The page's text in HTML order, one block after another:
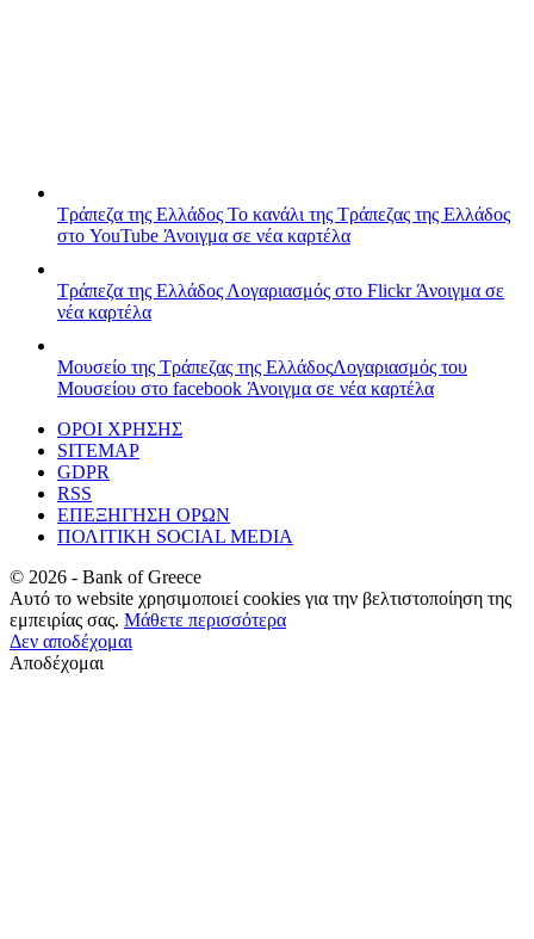
Τράπεζα της Ελλάδος Το κανάλι της Τράπεζας της Ελλάδος
στο YouTube Άνοιγμα σε νέα καρτέλα
Τράπεζα της Ελλάδος Λογαριασμός στο FlickrΆνοιγμα σε
νέα καρτέλα
Μουσείο της Τράπεζας της ΕλλάδοςΛογαριασμός του
Μουσείου στο facebook Άνοιγμα σε νέα καρτέλα
ΟΡΟΙ ΧΡΗΣΗΣ
SITEMAP
GDPR
RSS
ΕΠΕΞΗΓΗΣΗ ΟΡΩΝ
ΠΟΛΙΤΙΚΗ SOCIAL MEDIA
© 2026 - Bank of Greece
Αυτό το website χρησιμοποιεί cookies για την βελτιστοποίηση της
εμπειρίας σας. Μάθετε περισσότερα
Δεν αποδέχομαι
Αποδέχομαι